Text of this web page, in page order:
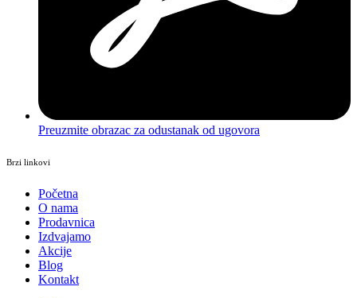
Preuzmite obrazac za odustanak od ugovora
Brzi linkovi
Početna
O nama
Prodavnica
Izdvajamo
Akcije
Blog
Kontakt